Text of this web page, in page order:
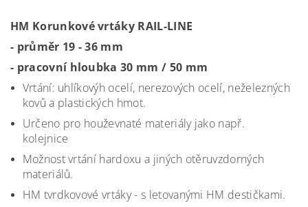
HM Korunkové vrtáky RAIL-LINE
- průměr 19 - 36 mm
- pracovní hloubka 30 mm / 50 mm
Vrtání: uhlíkovýh ocelí, nerezových ocelí, neželezných
kovů a plastických hmot.
Určeno pro houževnaté materiály jako např.
kolejnice
Možnost vrtání hardoxu a jiných otěruvzdorných
materiálů.
HM tvrdkovové vrtáky - s letovanými HM destičkami.